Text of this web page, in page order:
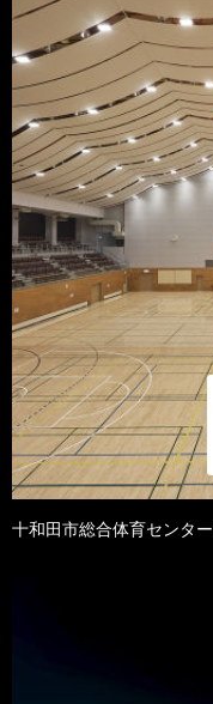
十和田市総合体育センター